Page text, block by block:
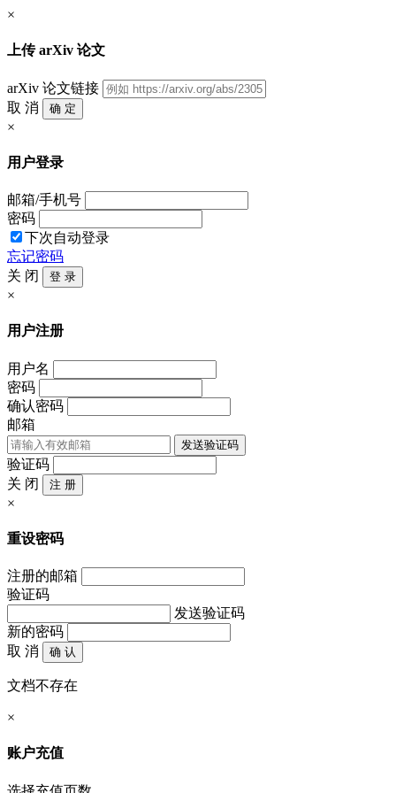
×
上传 arXiv 论文
arXiv 论文链接
取 消
确 定
×
用户登录
邮箱/手机号
密码
下次自动登录
忘记密码
关 闭
登 录
×
用户注册
用户名
密码
确认密码
邮箱
发送验证码
验证码
关 闭
注 册
×
重设密码
注册的邮箱
验证码
发送验证码
新的密码
取 消
确 认
文档不存在
×
账户充值